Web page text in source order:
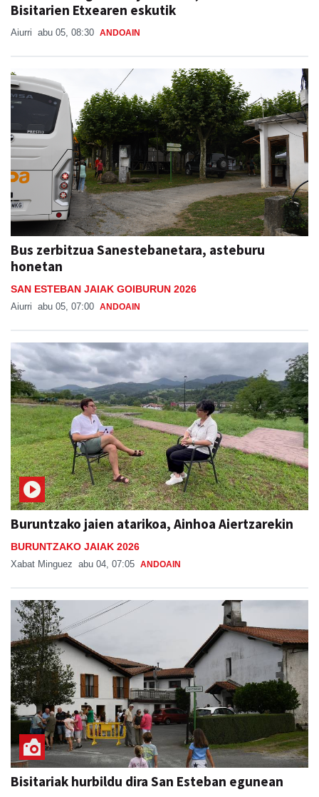
Bisitarien Etxearen eskutik
Aiurri abu 05, 08:30 ANDOAIN
Bus zerbitzua Sanestebanetara, asteburu
honetan
SAN ESTEBAN JAIAK GOIBURUN 2026
Aiurri abu 05, 07:00 ANDOAIN
Buruntzako jaien atarikoa, Ainhoa Aiertzarekin
BURUNTZAKO JAIAK 2026
Xabat Minguez abu 04, 07:05 ANDOAIN
Bisitariak hurbildu dira San Esteban egunean